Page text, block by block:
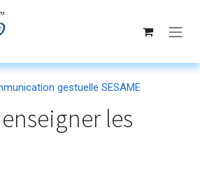
gestuelle SESAME
les